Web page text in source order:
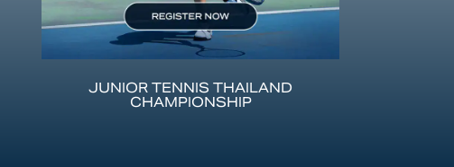
JUNIOR TENNIS THAILAND
CHAMPIONSHIP